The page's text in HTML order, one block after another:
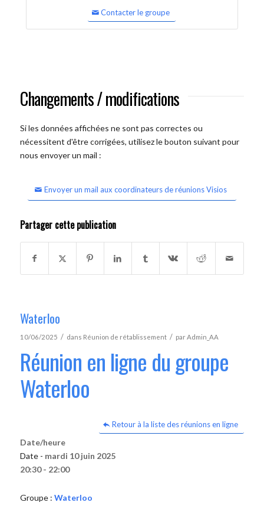
Contacter le groupe
Changements / modifications
Si les données affichées ne sont pas correctes ou
nécessitent d'être corrigées, utilisez le bouton suivant pour
nous envoyer un mail :
Envoyer un mail aux coordinateurs de réunions Visios
Partager cette publication
Waterloo
10/06/2025 / dans Réunion de rétablissement / parAdmin_AA
Réunion en ligne du groupe
Waterloo
Retour à la liste des réunions en ligne
Date/heure
Date - mardi 10 juin 2025
20:30 - 22:00
Groupe : Waterloo